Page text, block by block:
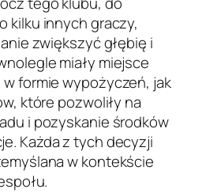
kilku innych graczy,
zwiększyć głębię i
miały miejsce
formie wypożyczeń, jak
które pozwoliły na
i pozyskanie środków
Każda z tych decyzji
w kontekście